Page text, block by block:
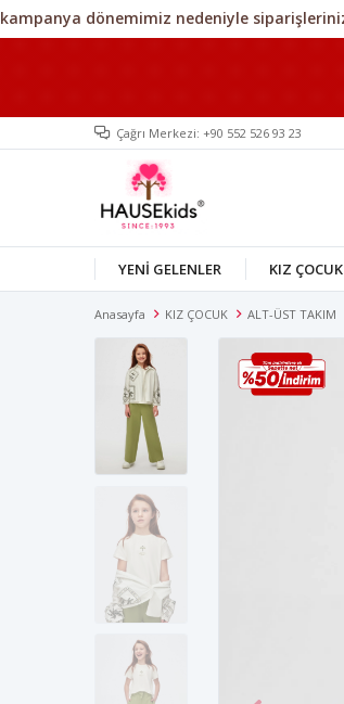
Çağrı Merkezi: +90 552 526 93 23
YENİ GELENLER KIZ ÇOCUK
Anasayfa KIZ ÇOCUK ALT-ÜST TAKIM